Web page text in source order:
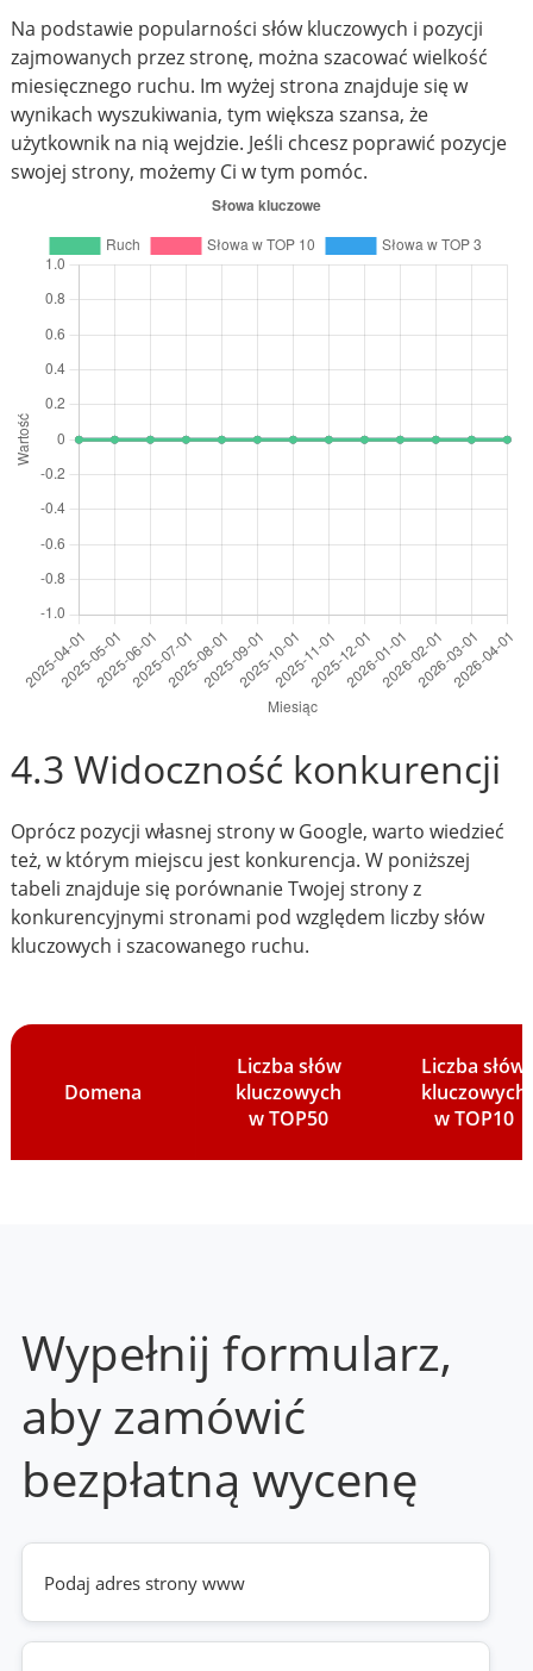
Na podstawie popularności słów kluczowych i pozycji
zajmowanych przez stronę, można szacować wielkość
miesięcznego ruchu. Im wyżej strona znajduje się w
wynikach wyszukiwania, tym większa szansa, że
użytkownik na nią wejdzie. Jeśli chcesz poprawić pozycje
swojej strony, możemy Ci w tym pomóc.
4.3 Widoczność konkurencji
Oprócz pozycji własnej strony w Google, warto wiedzieć
też, w którym miejscu jest konkurencja. W poniższej
tabeli znajduje się porównanie Twojej strony z
konkurencyjnymi stronami pod względem liczby słów
kluczowych i szacowanego ruchu.
Domena
Liczba słów
kluczowych
w TOP50
Liczba słów
kluczowych
w TOP10
Wypełnij formularz,
aby zamówić
bezpłatną wycenę
Twoja
strona
www
(wymagane)
Telefon